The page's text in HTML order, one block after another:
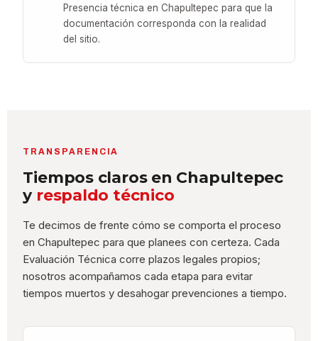
Presencia técnica en Chapultepec para que la
documentación corresponda con la realidad
del sitio.
TRANSPARENCIA
Tiempos claros en Chapultepec
y respaldo técnico
Te decimos de frente cómo se comporta el proceso
en Chapultepec para que planees con certeza. Cada
Evaluación Técnica corre plazos legales propios;
nosotros acompañamos cada etapa para evitar
tiempos muertos y desahogar prevenciones a tiempo.